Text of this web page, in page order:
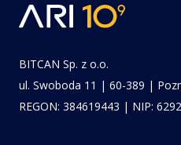
BITCAN Sp. z o.o.
ul. Swoboda 11 | 60-389 |
REGON: 384619443 | NIP: